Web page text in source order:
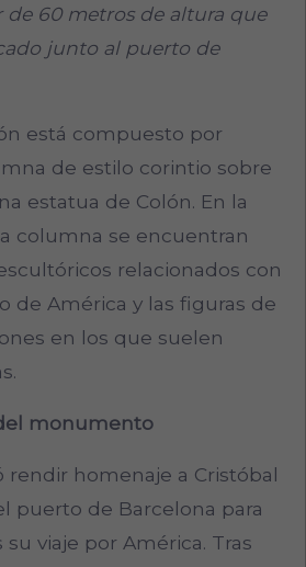
60 metros de altura que
junto al puerto de
está compuesto por
de estilo corintio sobre
estatua de Colón. En la
columna se encuentran
relacionados con
de América y las figuras de
en los que suelen
monumento
rendir homenaje a Cristóbal
puerto de Barcelona para
viaje por América. Tras